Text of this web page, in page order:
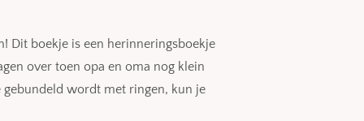
Dit boekje is een herinneringsboekje
over toen opa en oma nog klein
wordt met ringen, kun je